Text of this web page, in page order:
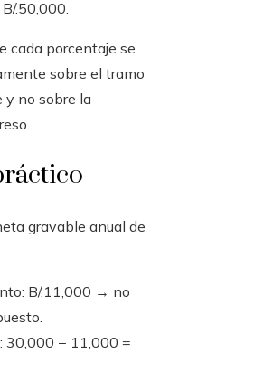
.50,000.
cada porcentaje se
sobre el tramo
y no sobre la
gravable anual de
B/.11,000 → no
30,000 − 11,000 =